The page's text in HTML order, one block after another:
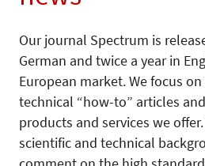
Our journal Spectrum is
German and twice a year in
European market. We focus
technical “how-to” articles
products and services we
scientific and technical